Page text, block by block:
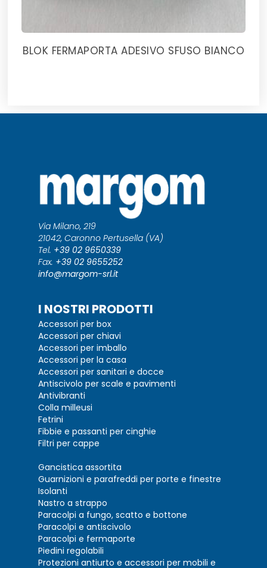
BLOK FERMAPORTA ADESIVO SFUSO BIANCO
Via Milano, 219
21042, Caronno Pertusella (VA)
Tel. +39 02 9650339
Fax. +39 02 9655252
info@margom-srl.it
I NOSTRI PRODOTTI
Accessori per box
Accessori per chiavi
Accessori per imballo
Accessori per la casa
Accessori per sanitari e docce
Antiscivolo per scale e pavimenti
Antivibranti
Colla milleusi
Fetrini
Fibbie e passanti per cinghie
Filtri per cappe
Gancistica assortita
Guarnizioni e parafreddi per porte e finestre
Isolanti
Nastro a strappo
Paracolpi a fungo, scatto e bottone
Paracolpi e antiscivolo
Paracolpi e fermaporte
Piedini regolabili
Protezioni antiurto e accessori per mobili e